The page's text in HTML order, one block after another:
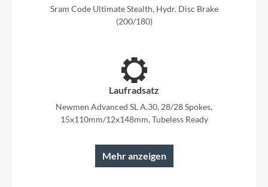
Sram Code Ultimate Stealth, Hydr. Disc Brake
(200/180)
Laufradsatz
Newmen Advanced SL A.30, 28/28 Spokes,
15x110mm/12x148mm, Tubeless Ready
Mehr anzeigen